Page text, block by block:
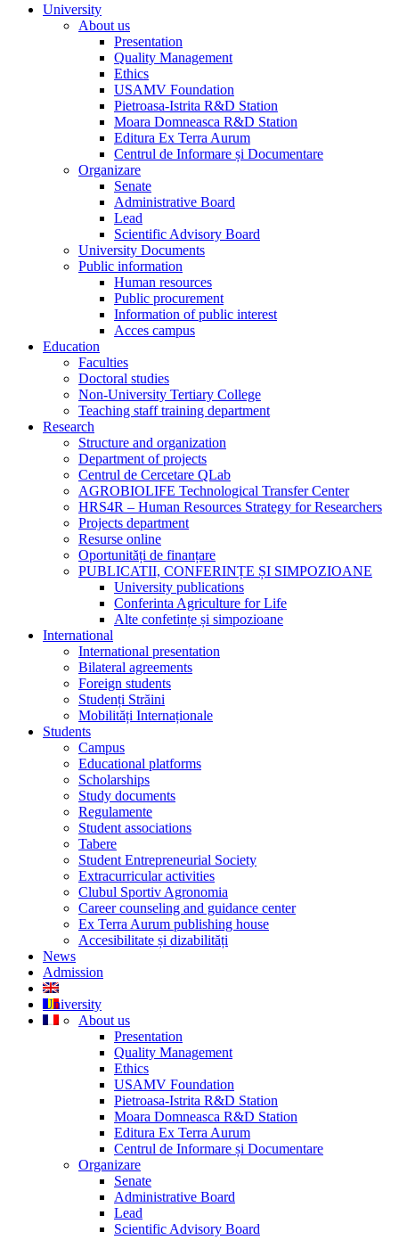
University
About us
Presentation
Quality Management
Ethics
USAMV Foundation
Pietroasa-Istrita R&D Station
Moara Domneasca R&D Station
Editura Ex Terra Aurum
Centrul de Informare și Documentare
Organizare
Senate
Administrative Board
Lead
Scientific Advisory Board
University Documents
Public information
Human resources
Public procurement
Information of public interest
Acces campus
Education
Faculties
Doctoral studies
Non-University Tertiary College
Teaching staff training department
Research
Structure and organization
Department of projects
Centrul de Cercetare QLab
AGROBIOLIFE Technological Transfer Center
HRS4R – Human Resources Strategy for Researchers
Projects department
Resurse online
Oportunități de finanțare
PUBLICATII, CONFERINȚE ȘI SIMPOZIOANE
University publications
Conferinta Agriculture for Life
Alte confetințe și simpozioane
International
International presentation
Bilateral agreements
Foreign students
Studenți Străini
Mobilități Internaționale
Students
Campus
Educational platforms
Scholarships
Study documents
Regulamente
Student associations
Tabere
Student Entrepreneurial Society
Extracurricular activities
Clubul Sportiv Agronomia
Career counseling and guidance center
Ex Terra Aurum publishing house
Accesibilitate și dizabilități
News
Admission
University
About us
Presentation
Quality Management
Ethics
USAMV Foundation
Pietroasa-Istrita R&D Station
Moara Domneasca R&D Station
Editura Ex Terra Aurum
Centrul de Informare și Documentare
Organizare
Senate
Administrative Board
Lead
Scientific Advisory Board